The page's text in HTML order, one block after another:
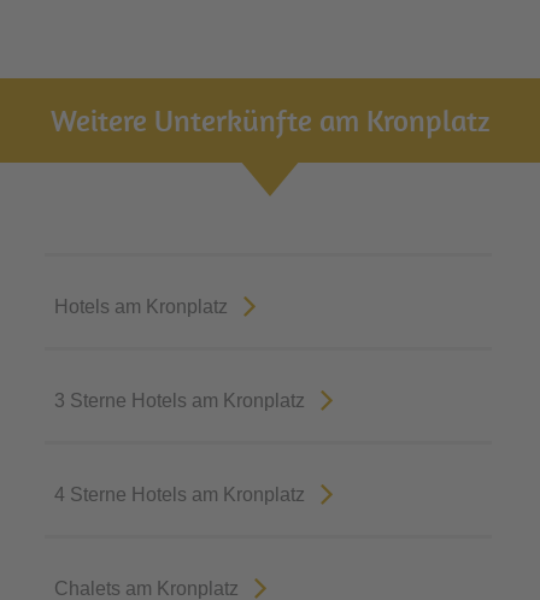
Weitere Unterkünfte am Kronplatz
Hotels am Kronplatz
3 Sterne Hotels am Kronplatz
4 Sterne Hotels am Kronplatz
Chalets am Kronplatz